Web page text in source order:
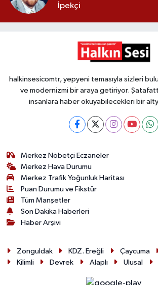
İpekçi
halkinsesicomtr, yepyeni temasıyla sizleri
ve modernizmi bir araya getiriyor.
insanlara haber okuyabilecekleri bir
Merkez Nöbetçi Eczaneler
Merkez Hava Durumu
Merkez Trafik Yoğunluk Haritası
Puan Durumu ve Fikstür
Tüm Manşetler
Son Dakika Haberleri
Haber Arşivi
Zonguldak KDZ. Ereğli Çaycuma
Kilimli
Devrek Alaplı Ulusal